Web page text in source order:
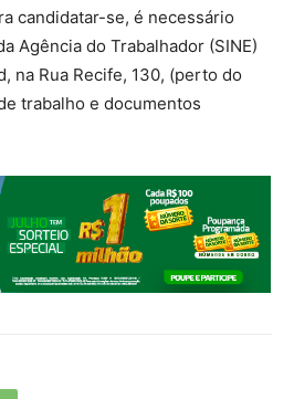
candidatar-se, é necessário
Agência do Trabalhador (SINE)
na Rua Recife, 130, (perto do
trabalho e documentos